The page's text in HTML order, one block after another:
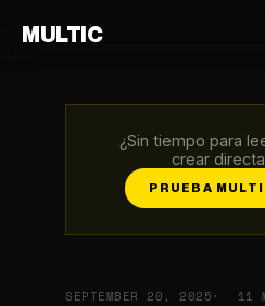
MULTIC
¿Sin tiempo para
crear
PRUEBA
SEPTEMBER 20, 2025 11